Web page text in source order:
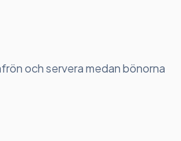
och servera medan bönorna